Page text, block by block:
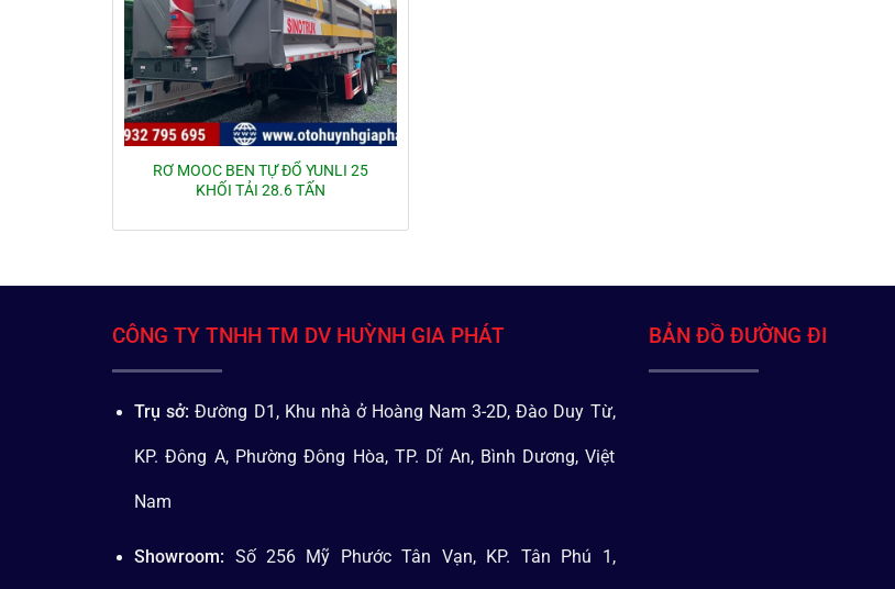
RƠ MOOC BEN TỰ ĐỔ YUNLI 25
KHỐI TẢI 28.6 TẤN
CÔNG TY TNHH TM DV HUỲNH GIA PHÁT
Trụ sở: Đường D1, Khu nhà ở Hoàng Nam 3-2D, Đào Duy Từ,
KP. Đông A, Phường Đông Hòa, TP. Dĩ An, Bình Dương, Việt
Nam
Showroom: Số 256 Mỹ Phước Tân Vạn, KP. Tân Phú 1,
BẢN ĐỒ ĐƯỜNG ĐI